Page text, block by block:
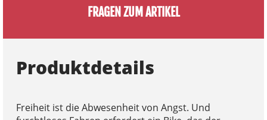
FRAGEN ZUM ARTIKEL
Produktdetails
Freiheit ist die Abwesenheit von Angst. Und